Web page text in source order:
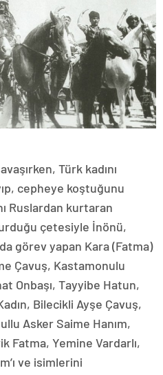
Türk kadını
cepheye koştuğunu
Ruslardan kurtaran
çetesiyle İnönü,
görev yapan Kara (Fatma)
Çavuş, Kastamonulu
Onbaşı, Tayyibe Hatun,
Bilecikli Ayşe Çavuş,
Asker Saime Hanım,
Fatma, Yemine Vardarlı,
ve isimlerini